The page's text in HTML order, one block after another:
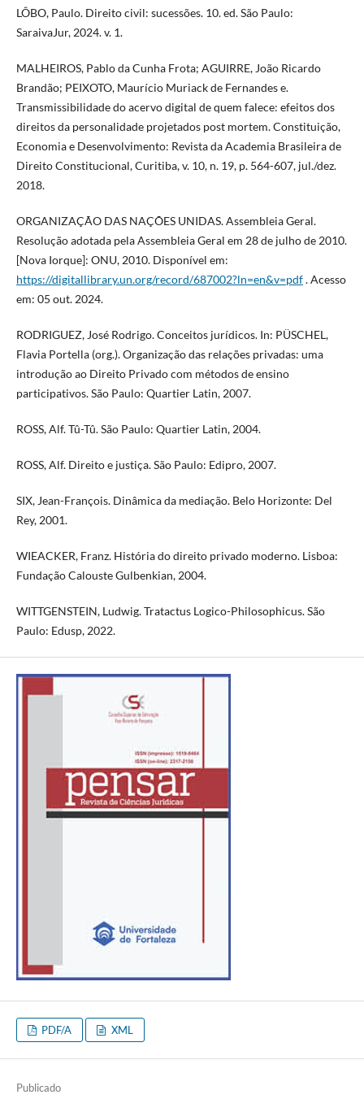
LÔBO, Paulo. Direito civil: sucessões. 10. ed. São Paulo:
SaraivaJur, 2024. v. 1.
MALHEIROS, Pablo da Cunha Frota; AGUIRRE, João Ricardo
Brandão; PEIXOTO, Maurício Muriack de Fernandes e.
Transmissibilidade do acervo digital de quem falece: efeitos dos
direitos da personalidade projetados post mortem. Constituição,
Economia e Desenvolvimento: Revista da Academia Brasileira de
Direito Constitucional, Curitiba, v. 10, n. 19, p. 564-607, jul./dez.
2018.
ORGANIZAÇÃO DAS NAÇÕES UNIDAS. Assembleia Geral.
Resolução adotada pela Assembleia Geral em 28 de julho de 2010.
[Nova Iorque]: ONU, 2010. Disponível em:
https://digitallibrary.un.org/record/687002?ln=en&v=pdf. Acesso
em: 05 out. 2024.
RODRIGUEZ, José Rodrigo. Conceitos jurídicos. In: PÜSCHEL,
Flavia Portella (org.). Organização das relações privadas: uma
introdução ao Direito Privado com métodos de ensino
participativos. São Paulo: Quartier Latin, 2007.
ROSS, Alf. Tû-Tû. São Paulo: Quartier Latin, 2004.
ROSS, Alf. Direito e justiça. São Paulo: Edipro, 2007.
SIX, Jean-François. Dinâmica da mediação. Belo Horizonte: Del
Rey, 2001.
WIEACKER, Franz. História do direito privado moderno. Lisboa:
Fundação Calouste Gulbenkian, 2004.
WITTGENSTEIN, Ludwig. Tratactus Logico-Philosophicus. São
Paulo: Edusp, 2022.
PDF/A XML
Publicado